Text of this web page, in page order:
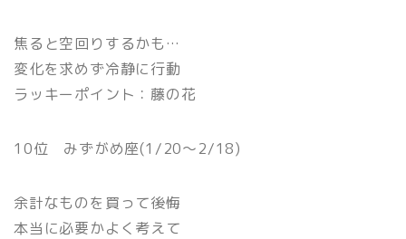
焦ると空回りするかも…
変化を求めず冷静に行動
ラッキーポイント：藤の花
10位 みずがめ座(1/20〜2/18)
余計なものを買って後悔
本当に必要かよく考えて